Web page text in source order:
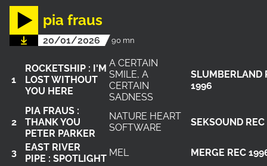
pia fraus
20/01/2026 90 mn
1
ROCKETSHIP : I'M
LOST WITHOUT
YOU HERE
A CERTAIN
SMILE, A
CERTAIN
SADNESS
SLUMBERLAND
1996
2
PIA FRAUS :
THANK YOU
PETER PARKER
NATURE HEART
SOFTWARE
SEKSOUND
3
EAST RIVER
PIPE : SPOTLIGHT
MEL MERGE REC